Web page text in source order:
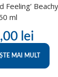
Feeling’ Beachy
ml
lei
MAI MULT